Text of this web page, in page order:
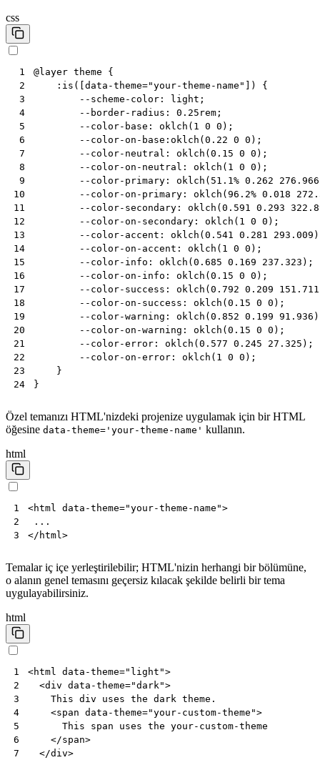
css
1
2
3
4
5
6
7
8
9
10
11
12
13
14
15
16
17
18
19
20
21
22
23
24
@layer theme
{
: is ([data-theme="your-theme-name" ])
{
--scheme-color : light ;
--border-radius : 0.25 rem ;
--color-base : oklch ( 1 0 0 );
--color-on-base : oklch (0.22 0 0 );
--color-neutral : oklch (0.15 0 0 );
--color-on-neutral : oklch ( 1 0 0 );
--color-primary : oklch ( 51.1 % 0.262 276.966
--color-on-primary : oklch (96.2% 0.018
--color-secondary : oklch (0.591 0.293
--color-on-secondary : oklch ( 1 0 0 );
--color-accent : oklch (0.541 0.281 293.009
--color-on-accent : oklch ( 1 0 0 );
--color-info : oklch (0.685 0.169 237.323 );
--color-on-info : oklch (0.15 0 0 );
--color-success : oklch (0.792 0.209 151.711
--color-on-success : oklch (0.15 0 0 );
--color-warning : oklch (0.852 0.199 91.936
--color-on-warning : oklch (0.15 0 0 );
--color-error : oklch (0.577 0.245 27.325 );
--color-on-error : oklch ( 1 0 0 );
}
}
Özel temanızı HTML'nizdeki projenize uygulamak için bir HTML
öğesine data-theme='your-theme-name' kullanın.
html
1
2
3
<html data-theme="your-theme-name">
</ html >
Temalar iç içe yerleştirilebilir; HTML'nizin herhangi bir bölümüne,
o alanın genel temasını geçersiz kılacak şekilde belirli bir tema
uygulayabilirsiniz.
html
1
2
3
4
5
6
7
<html data-theme="light">
<div data-theme="dark">
    This div uses the dark theme.
<span data-theme="your-custom-theme">
      This span uses the your-custom-theme
</span>
</div>